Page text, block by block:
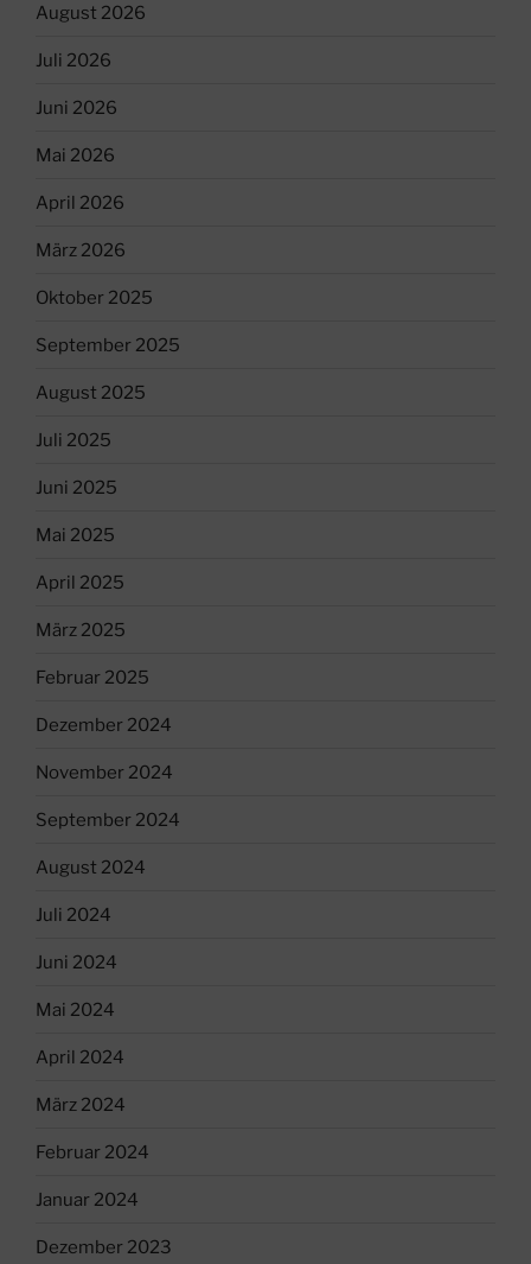
August 2026
Juli 2026
Juni 2026
Mai 2026
April 2026
März 2026
Oktober 2025
September 2025
August 2025
Juli 2025
Juni 2025
Mai 2025
April 2025
März 2025
Februar 2025
Dezember 2024
November 2024
September 2024
August 2024
Juli 2024
Juni 2024
Mai 2024
April 2024
März 2024
Februar 2024
Januar 2024
Dezember 2023